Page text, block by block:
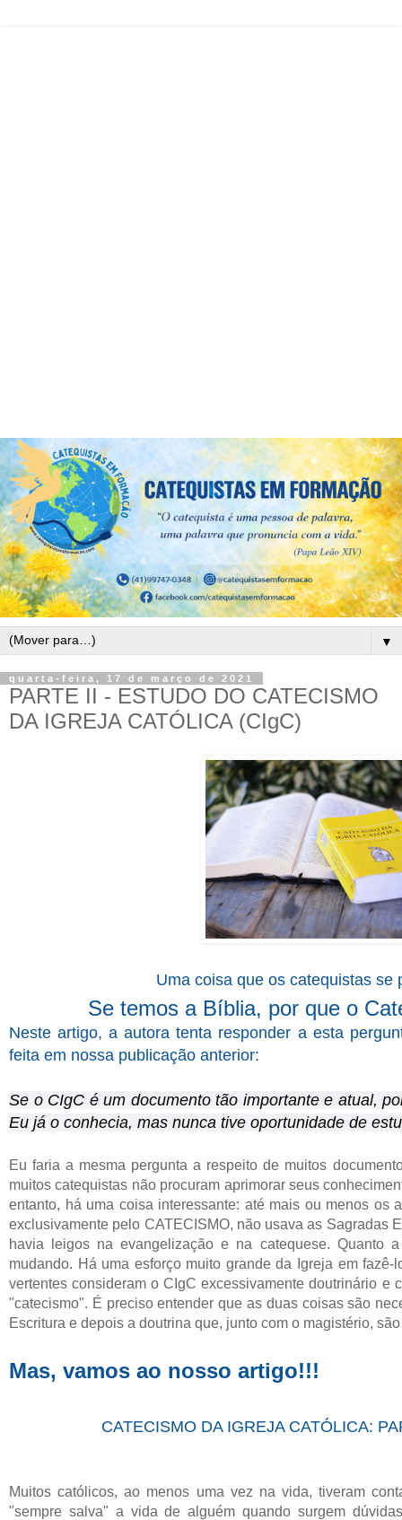
▼
quarta-feira, 17 de março de 2021
PARTE II - ESTUDO DO CATECISMO
DA IGREJA CATÓLICA (CIgC)
Uma coisa que os catequistas se
Se temos a Bíblia, por que o
Neste artigo, a autora tenta responder a esta
feita em nossa publicação anterior:
Se o CIgC é um documento tão importante e atual,
Eu já o conhecia, mas nunca tive oportunidade de
Eu faria a mesma pergunta a respeito de muitos
muitos catequistas não procuram aprimorar seus
entanto, há uma coisa interessante: até mais ou menos os
exclusivamente pelo CATECISMO, não usava as Sagradas
havia leigos na evangelização e na catequese. Quanto
mudando. Há uma esforço muito grande da Igreja em
vertentes consideram o CIgC excessivamente doutrinário e
"catecismo". É preciso entender que as duas coisas são
Escritura e depois a doutrina que, junto com o magistério,
Mas, vamos ao nosso artigo!!!
CATECISMO DA IGREJA CATÓLICA:
Muitos católicos, ao menos uma vez na vida, tiveram
"sempre salva" a vida de alguém quando surgem